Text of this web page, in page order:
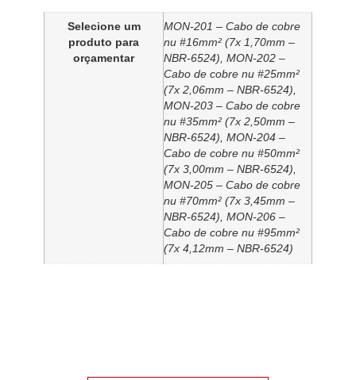
Selecione um
produto para
orçamentar
MON-201 – Cabo de cobre
nu #16mm² (7x 1,70mm –
NBR-6524), MON-202 –
Cabo de cobre nu #25mm²
(7x 2,06mm – NBR-6524),
MON-203 – Cabo de cobre
nu #35mm² (7x 2,50mm –
NBR-6524), MON-204 –
Cabo de cobre nu #50mm²
(7x 3,00mm – NBR-6524),
MON-205 – Cabo de cobre
nu #70mm² (7x 3,45mm –
NBR-6524), MON-206 –
Cabo de cobre nu #95mm²
(7x 4,12mm – NBR-6524)